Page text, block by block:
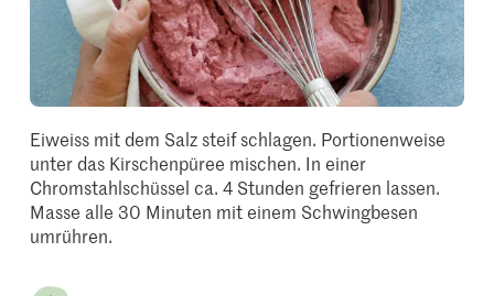
Eiweiss mit dem Salz steif schlagen. Portionenweise
unter das Kirschenpüree mischen. In einer
Chromstahlschüssel ca. 4 Stunden gefrieren lassen.
Masse alle 30 Minuten mit einem Schwingbesen
umrühren.